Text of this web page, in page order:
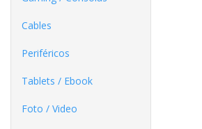
Cables
Periféricos
Tablets / Ebook
Foto / Video